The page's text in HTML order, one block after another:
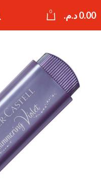
0 0.00د.م.